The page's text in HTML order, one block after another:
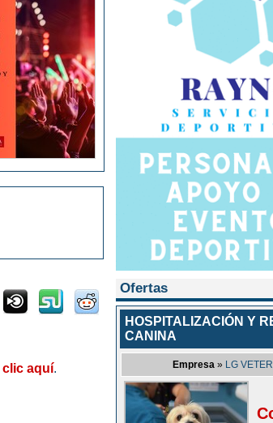
clic aquí.
Ofertas
HOSPITALIZACIÓN Y
CANINA
Empresa » LG